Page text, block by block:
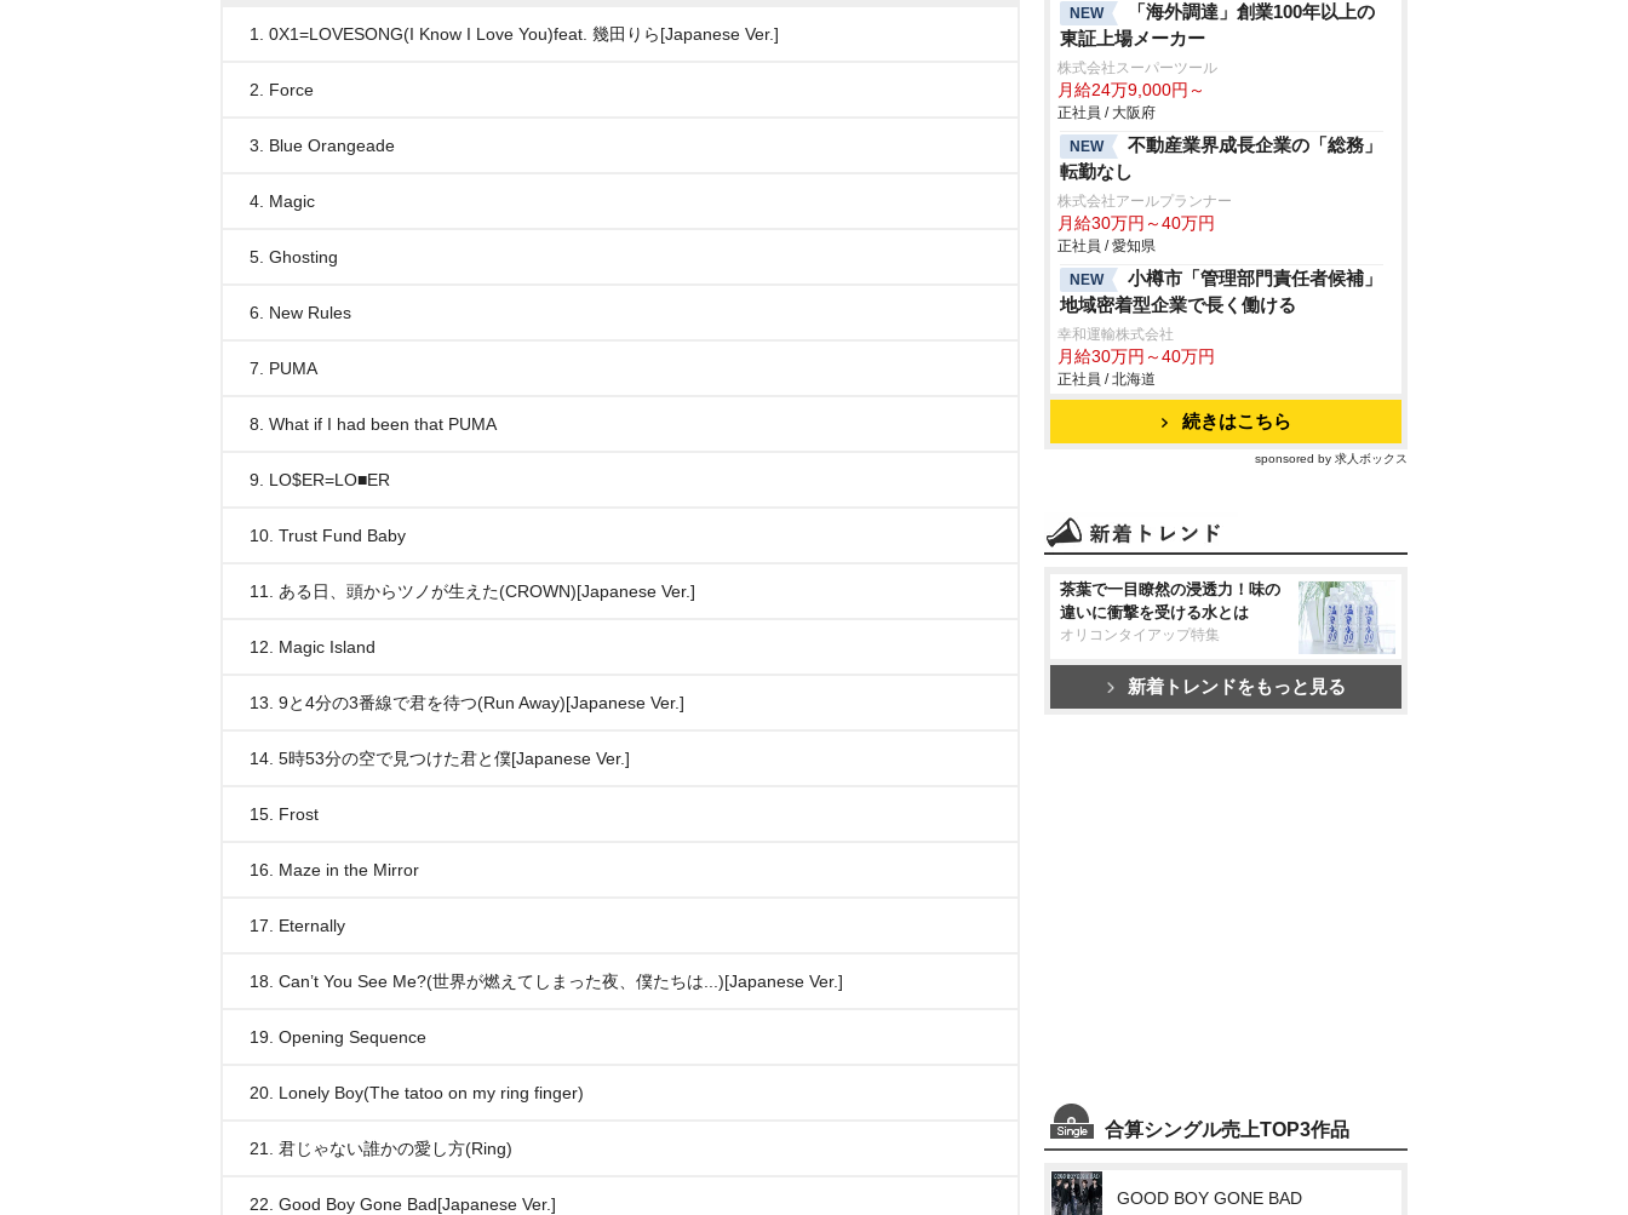
1. 0X1=LOVESONG(I Know I Love You)feat. 幾田りら[Japanese Ver.]
2. Force
3. Blue Orangeade
4. Magic
5. Ghosting
6. New Rules
7. PUMA
8. What if I had been that PUMA
9. LO$ER=LO■ER
10. Trust Fund Baby
11. ある日、頭からツノが生えた(CROWN)[Japanese Ver.]
12. Magic Island
13. 9と4分の3番線で君を待つ(Run Away)[Japanese Ver.]
14. 5時53分の空で見つけた君と僕[Japanese Ver.]
15. Frost
16. Maze in the Mirror
17. Eternally
18. Can’t You See Me?(世界が燃えてしまった夜、僕たちは...)[Japanese Ver.]
19. Opening Sequence
20. Lonely Boy(The tatoo on my ring finger)
21. 君じゃない誰かの愛し方(Ring)
22. Good Boy Gone Bad[Japanese Ver.]
NEW
「海外調達」創業100年以上の
東証上場メーカー
株式会社スーパーツール
月給24万9,000円～
正社員 / 大阪府
NEW
不動産業界成長企業の「総務」
転勤なし
株式会社アールプランナー
月給30万円～40万円
正社員 / 愛知県
NEW
小樽市「管理部門責任者候補」
地域密着型企業で長く働ける
幸和運輸株式会社
月給30万円～40万円
正社員 / 北海道
続きはこちら
sponsored by 求人ボックス
茶葉で一目瞭然の浸透力！味の
違いに衝撃を受ける水とは
オリコンタイアップ特集
新着トレンドをもっと見る
合算シングル売上TOP3作品
GOOD BOY GONE BAD